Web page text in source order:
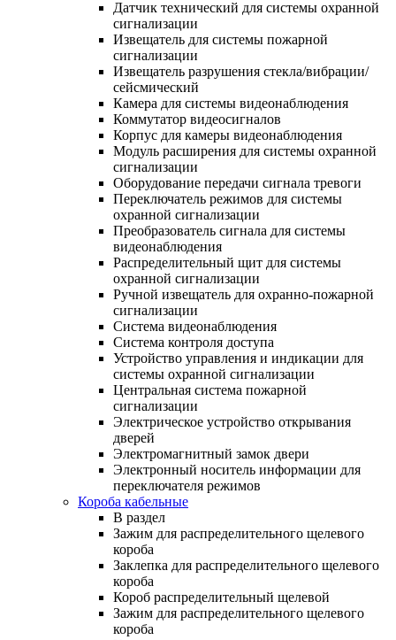
Датчик технический для системы охранной
сигнализации
Извещатель для системы пожарной
сигнализации
Извещатель разрушения стекла/вибрации/
сейсмический
Камера для системы видеонаблюдения
Коммутатор видеосигналов
Корпус для камеры видеонаблюдения
Модуль расширения для системы охранной
сигнализации
Оборудование передачи сигнала тревоги
Переключатель режимов для системы
охранной сигнализации
Преобразователь сигнала для системы
видеонаблюдения
Распределительный щит для системы
охранной сигнализации
Ручной извещатель для охранно-пожарной
сигнализации
Система видеонаблюдения
Система контроля доступа
Устройство управления и индикации для
системы охранной сигнализации
Центральная система пожарной
сигнализации
Электрическое устройство открывания
дверей
Электромагнитный замок двери
Электронный носитель информации для
переключателя режимов
Короба кабельные
В раздел
Зажим для распределительного щелевого
короба
Заклепка для распределительного щелевого
короба
Короб распределительный щелевой
Зажим для распределительного щелевого
короба